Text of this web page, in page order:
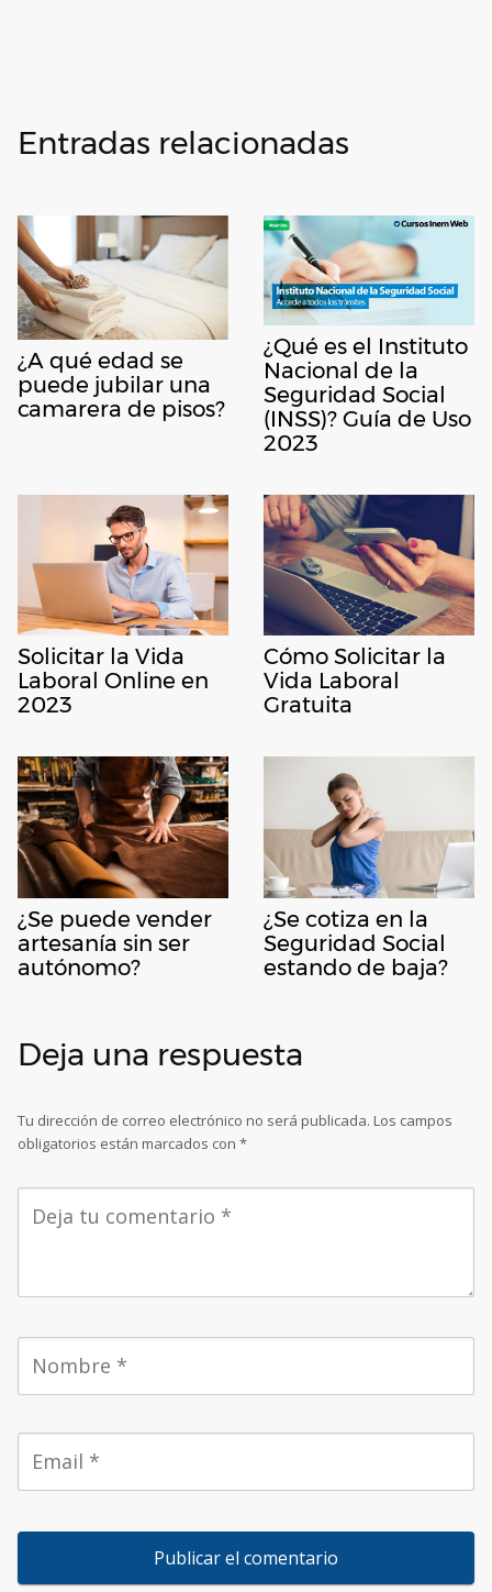
Entradas relacionadas
¿A qué edad se
puede jubilar una
camarera de pisos?
¿Qué es el Instituto
Nacional de la
Seguridad Social
(INSS)? Guía de Uso
2023
Solicitar la Vida
Laboral Online en
2023
Cómo Solicitar la
Vida Laboral
Gratuita
¿Se puede vender
artesanía sin ser
autónomo?
¿Se cotiza en la
Seguridad Social
estando de baja?
Deja una respuesta
Tu dirección de correo electrónico no será publicada. Los campos
obligatorios están marcados con *